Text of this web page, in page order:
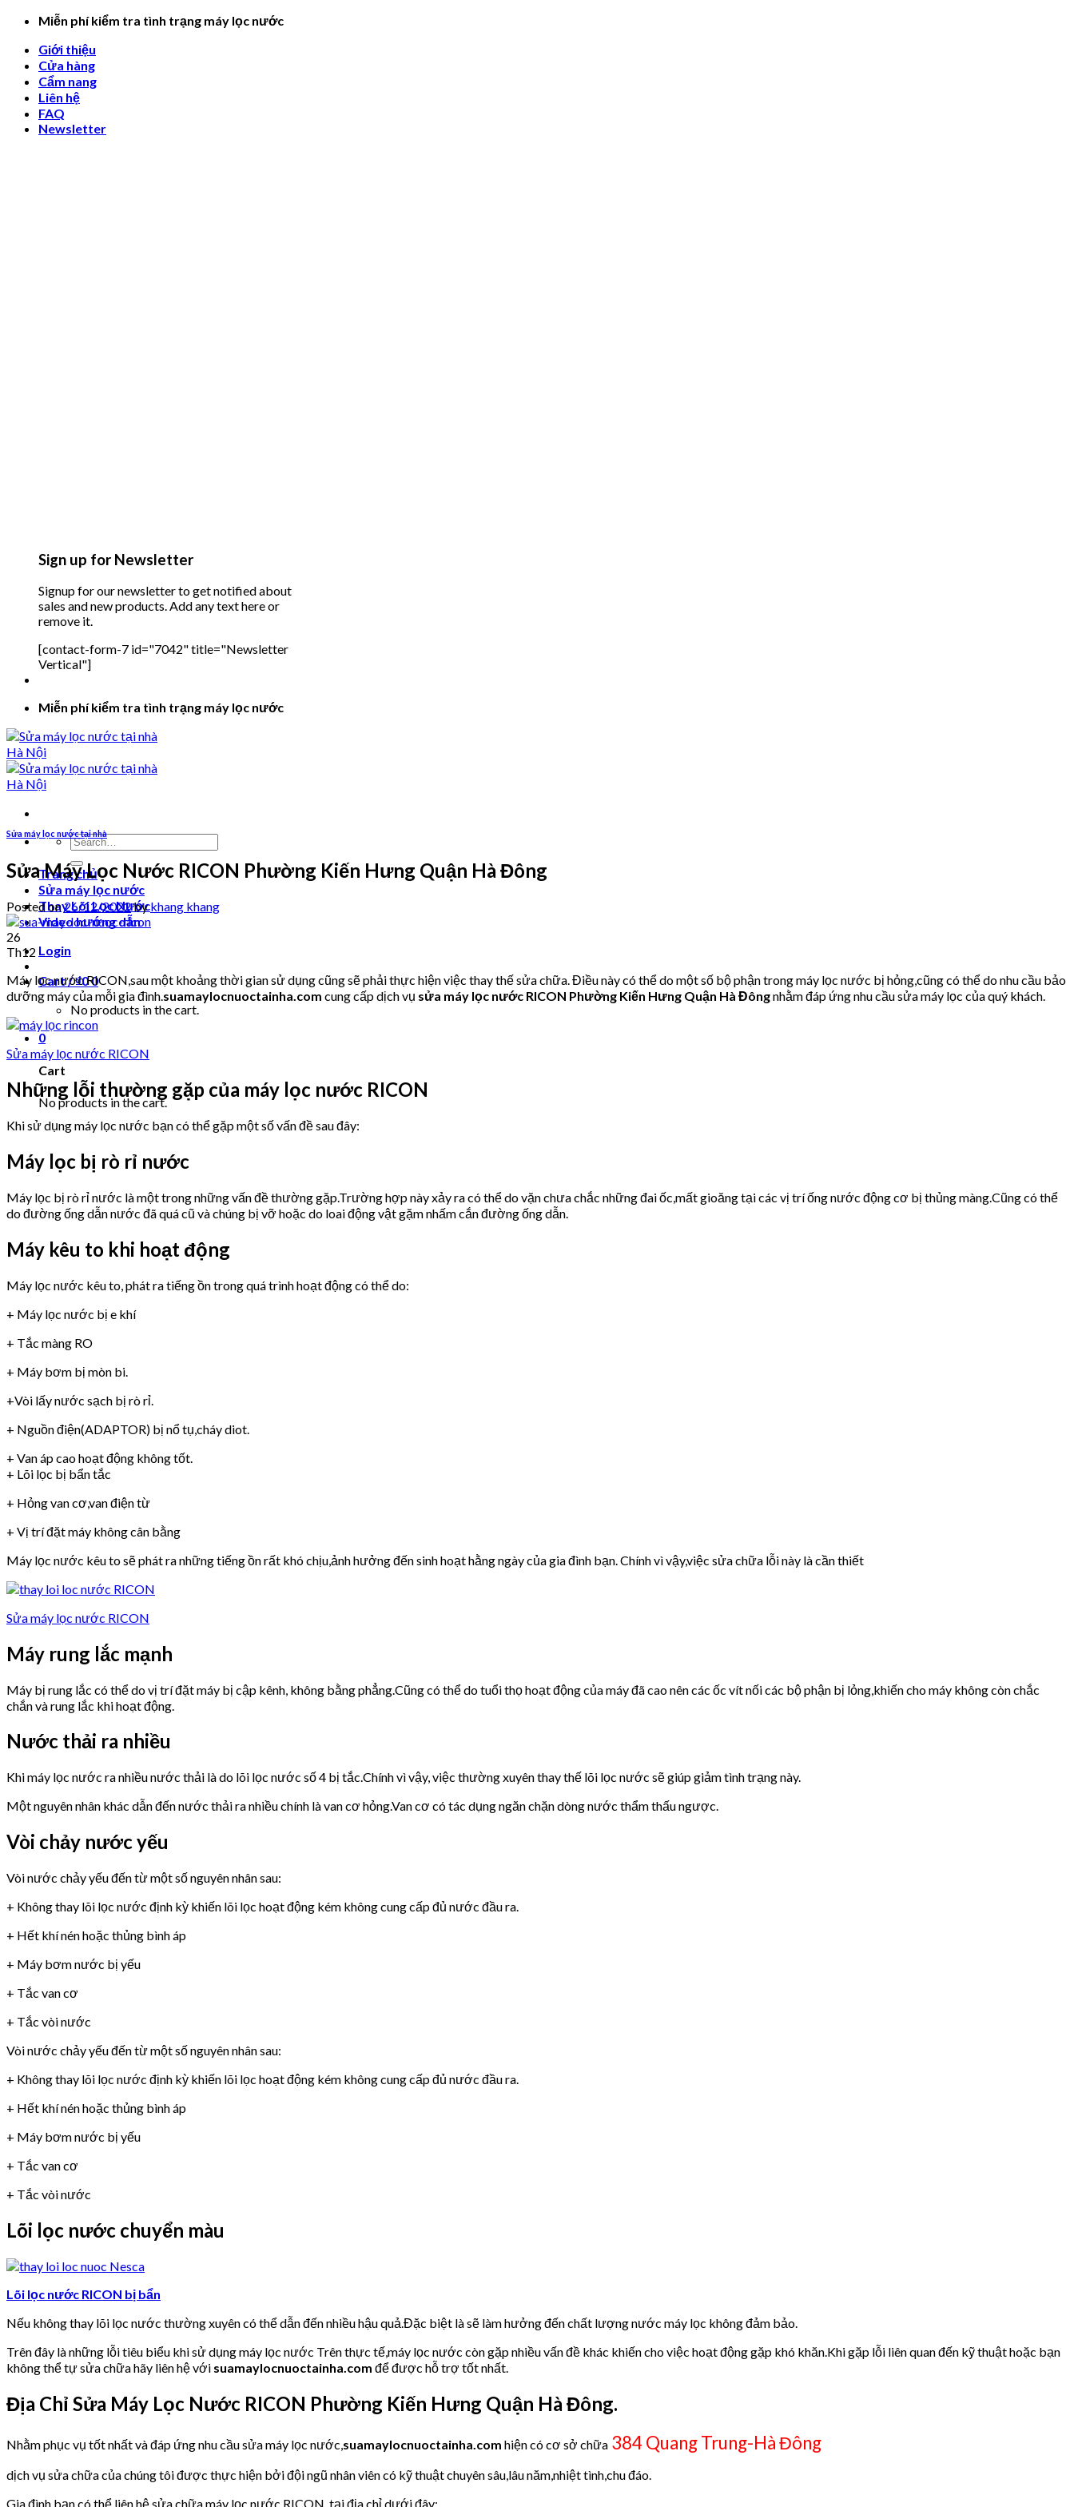
Skip
content
Miễn phí kiểm tra tình trạng máy lọc nước
Giới thiệu
Cửa hàng
Cẩm nang
Liên hệ
FAQ
Newsletter
Sign up for Newsletter
Signup for our newsletter to get notified about
sales and new products. Add any text here or
remove it.
[contact-form-7 id="7042" title="Newsletter
Vertical"]
Miễn phí kiểm tra tình trạng máy lọc nước
Search
for:
Trang chủ
Sửa máy lọc nước
Thay Lõi Lọc Nước
Video hướng dẫn
Login
Cart /₫00
No products in the cart.
0
Cart
No products in the cart.
Sửa máy lọc nước tại nhà
Sửa Máy Lọc Nước RICON Phường Kiến Hưng Quận Hà Đông
Posted on26/12/2022bykhang khang
26
Th12
Máy lọc nước RICON,sau một khoảng thời gian sử dụng cũng sẽ phải thực hiện việc thay thế sửa chữa. Điều này có thể do một số bộ phận trong máy lọc nước bị hỏng,cũng có thể do nhu cầu bảo
dưỡng máy của mỗi gia đình.suamaylocnuoctainha.com cung cấp dịch vụ sửa máy lọc nước RICON Phường Kiến Hưng Quận Hà Đôngnhằm đáp ứng nhu cầu sửa máy lọc của quý khách.
Sửa máy lọc nước RICON
Những lỗi thường gặp của máy lọc nước RICON
Khi sử dụng máy lọc nước bạn có thể gặp một số vấn đề sau đây:
Máy lọc bị rò rỉ nước
Máy lọc bị rò rỉ nước là một trong những vấn đề thường gặp.Trường hợp này xảy ra có thể do vặn chưa chắc những đai ốc,mất gioăng tại các vị trí ống nước động cơ bị thủng màng.Cũng có thể
do đường ống dẫn nước đã quá cũ và chúng bị vỡ hoặc do loai động vật gặm nhấm cắn đường ống dẫn.
Máy kêu to khi hoạt động
Máy lọc nước kêu to, phát ra tiếng ồn trong quá trình hoạt động có thể do:
+ Máy lọc nước bị e khí
+ Tắc màng RO
+ Máy bơm bị mòn bi.
+Vòi lấy nước sạch bị rò rỉ.
+ Nguồn điện(ADAPTOR) bị nổ tụ,cháy diot.
+ Van áp cao hoạt động không tốt.
+ Lõi lọc bị bẩn tắc
+ Hỏng van cơ,van điện từ
+ Vị trí đặt máy không cân bằng
Máy lọc nước kêu to sẽ phát ra những tiếng ồn rất khó chịu,ảnh hưởng đến sinh hoạt hằng ngày của gia đình bạn. Chính vì vậy,việc sửa chữa lỗi này là cần thiết
Sửa máy lọc nước RICON
Máy rung lắc mạnh
Máy bị rung lắc có thể do vị trí đặt máy bị cập kênh, không bằng phẳng.Cũng có thể do tuổi thọ hoạt động của máy đã cao nên các ốc vít nối các bộ phận bị lỏng,khiến cho máy không còn chắc
chắn và rung lắc khi hoạt động.
Nước thải ra nhiều
Khi máy lọc nước ra nhiều nước thải là do lõi lọc nước số 4 bị tắc.Chính vì vậy, việc thường xuyên thay thế lõi lọc nước sẽ giúp giảm tình trạng này.
Một nguyên nhân khác dẫn đến nước thải ra nhiều chính là van cơ hỏng.Van cơ có tác dụng ngăn chặn dòng nước thẩm thấu ngược.
Vòi chảy nước yếu
Vòi nước chảy yếu đến từ một số nguyên nhân sau:
+ Không thay lõi lọc nước định kỳ khiến lõi lọc hoạt động kém không cung cấp đủ nước đầu ra.
+ Hết khí nén hoặc thủng bình áp
+ Máy bơm nước bị yếu
+ Tắc van cơ
+ Tắc vòi nước
Vòi nước chảy yếu đến từ một số nguyên nhân sau:
+ Không thay lõi lọc nước định kỳ khiến lõi lọc hoạt động kém không cung cấp đủ nước đầu ra.
+ Hết khí nén hoặc thủng bình áp
+ Máy bơm nước bị yếu
+ Tắc van cơ
+ Tắc vòi nước
Lõi lọc nước chuyển màu
Lõi lọc nước RICON bị bẩn
Nếu không thay lõi lọc nước thường xuyên có thể dẫn đến nhiều hậu quả.Đặc biệt là sẽ làm hưởng đến chất lượng nước máy lọc không đảm bảo.
Trên đây là những lỗi tiêu biểu khi sử dụng máy lọc nước Trên thực tế,máy lọc nước còn gặp nhiều vấn đề khác khiến cho việc hoạt động gặp khó khăn.Khi gặp lỗi liên quan đến kỹ thuật hoặc bạn
không thể tự sửa chữa hãy liên hệ với suamaylocnuoctainha.com để được hỗ trợ tốt nhất.
Địa Chỉ Sửa Máy Lọc Nước RICON Phường Kiến Hưng Quận Hà Đông.
Nhằm phục vụ tốt nhất và đáp ứng nhu cầu sửa máy lọc nước, suamaylocnuoctainha.com hiện có cơ sở chữa 384 Quang Trung-Hà Đông
dịch vụ sửa chữa của chúng tôi được thực hiện bởi đội ngũ nhân viên có kỹ thuật chuyên sâu,lâu năm,nhiệt tình,chu đáo.
Gia đình bạn có thể liên hệ sửa chữa máy lọc nước RICON, tại địa chỉ dưới đây: